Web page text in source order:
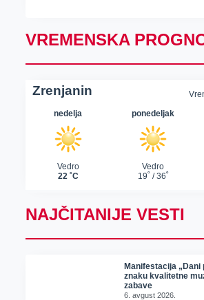
VREMENSKA
NAJČITANIJE VESTI
Manifestacija „Dani
znaku kvalitetne
zabave
6. avgust 2026.